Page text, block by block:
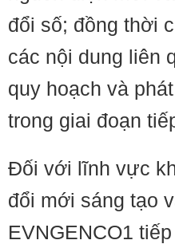
đổi số; đồng thời
các nội dung liên
quy hoạch và
trong giai đoạn
Đối với lĩnh vực
đổi mới sáng tạo
EVNGENCO1